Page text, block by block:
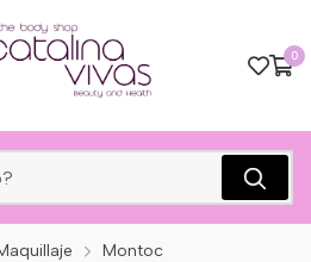
0
Montoc